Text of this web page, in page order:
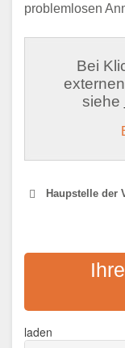
problemlosen
Bei
siehe
Haupstelle der
laden